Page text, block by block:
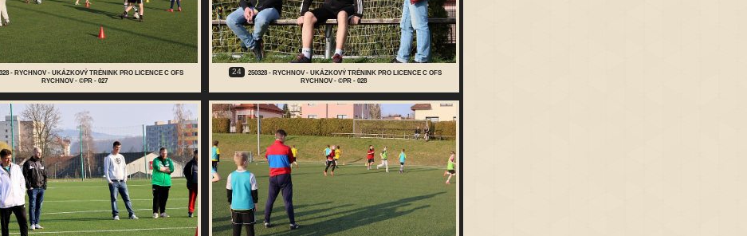
- RYCHNOV - UKÁZKOVÝ TRÉNINK PRO LICENCE C OFS
RYCHNOV - ©PR - 027
24
250328 - RYCHNOV - UKÁZKOVÝ TRÉNINK PRO LICENCE C OFS
RYCHNOV - ©PR - 028